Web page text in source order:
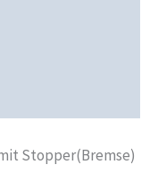
Stopper(Bremse)